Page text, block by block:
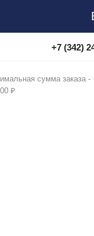
+7 (342)
сумма заказа -
₽